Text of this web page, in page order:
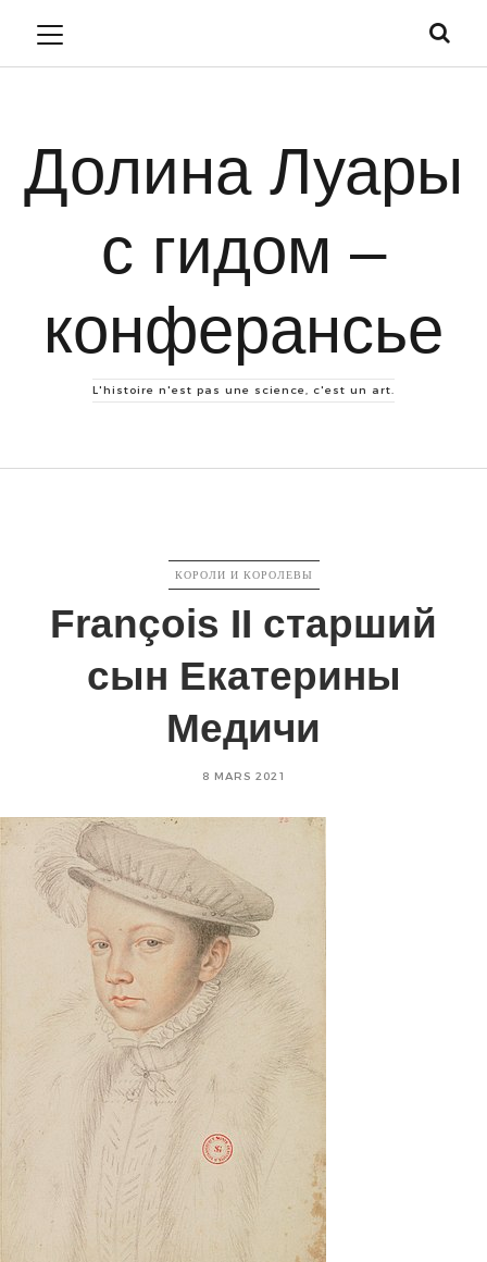
Долина Луары
с гидом –
конферансье
L'histoire n'est pas une science, c'est un art.
CATEGORIES
КОРОЛИ И КОРОЛЕВЫ
François II старший
сын Екатерины
Медичи
Posted
8 MARS 2021